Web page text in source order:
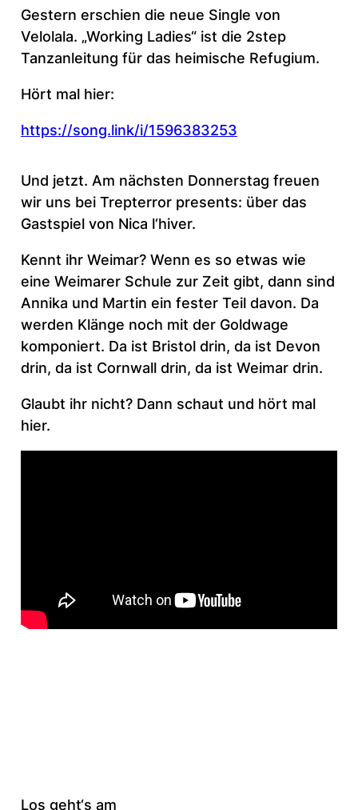
Gestern erschien die neue Single von
Velolala. „Working Ladies“ ist die 2step
Tanzanleitung für das heimische Refugium.
Hört mal hier:
https://song.link/i/1596383253
Und jetzt. Am nächsten Donnerstag freuen
wir uns bei Trepterror presents: über das
Gastspiel von Nica l‘hiver.
Kennt ihr Weimar? Wenn es so etwas wie
eine Weimarer Schule zur Zeit gibt, dann sind
Annika und Martin ein fester Teil davon. Da
werden Klänge noch mit der Goldwage
komponiert. Da ist Bristol drin, da ist Devon
drin, da ist Cornwall drin, da ist Weimar drin.
Glaubt ihr nicht? Dann schaut und hört mal
hier.
Los geht‘s am